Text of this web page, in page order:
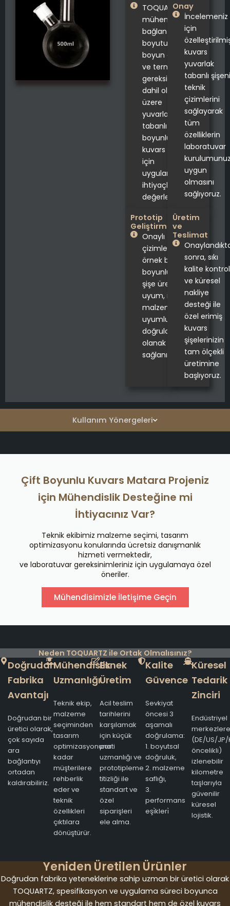
Kullanım Yönergeleri
TOQUARTZ®
mühendisleri,
bağlantı
boyutu,
boyun açısı
ve termal
gereksinimler
dahil olmak
üzere
yuvarlak
tabanlı çift
boyunlu
kuvars şişeler
için
uygulama
ihtiyaçlarınızı
değerlendirir.
Onay
İncelemeniz
için
kuvars
yuvarlak
tabanlı
teknik
çizimlerini
sağlayarak
tüm
özelliklerin
laboratuvar
uygun
olmasını
sağlıyoruz.
Prototip
Geliştirme
Onaylı
çizimlere göre
örnek bir çift
boyunlu kuvars
şişe üretilerek
uyum, işlev ve
malzeme
uyumluluğunu
doğrulamanıza
olanak
sağlanır.
Üretim
ve
Teslimat
sonra, sıkı
kalite kontrol
ve küresel
nakliye
desteği ile
özel erimiş
kuvars
şişelerinizin
tam ölçekli
üretimine
başlıyoruz.
Çift Boyunlu Kuvars Matara Projeniz
için Mühendislik Desteğine mi
İhtiyacınız Var?
Teknik ekibimiz malzeme seçimi, tasarım
optimizasyonu konularında ücretsiz danışmanlık
hizmeti vermektedir,
ve laboratuvar gereksinimleriniz için uygulamaya özel
öneriler.
Mühendisimizle İletişime Geçin
Neden TOQUARTZ ile Ortak Olmalısınız?
Doğrudan
Fabrika
Avantajı
Doğrudan bir
üretici olarak,
çok sayıda
ara
bağlantıyı
ortadan
kaldırabiliriz.
Mühendislik
Uzmanlığı
Teknik ekip,
malzeme
seçiminden
tasarım
optimizasyonuna
kadar
müşterilere
rehberlik
eder ve
teknik
özellikleri
çıktılara
dönüştürür.
Esnek
Üretim
Acil teslim
tarihlerini
karşılamak
için küçük
parti
uzmanlığı ve
prototipleme
titizliği ile
standart ve
özel
siparişleri
ele alma.
Kalite
Güvence
Sevkiyat
öncesi 3
aşamalı
doğrulama:
1. boyutsal
doğruluk,
2. malzeme
saflığı,
3.
performans
eşi̇kleri̇
Küresel
Tedarik
Zinciri
Endüstriyel
merkezlere
(DE/US/JP/
öncelikli)
izlenebilir
kilometre
taşlarıyla
güvenilir
küresel
lojistik.
Yeniden Üretilen Ürünler
Doğrudan fabrika yeteneklerine sahip uzman bir üretici olarak
TOQUARTZ, spesifikasyon ve uygulama süreci boyunca
mühendislik desteği ile hem standart hem de özel kuvars